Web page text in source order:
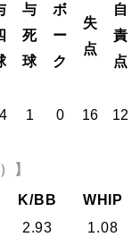
与
死
球
ボ
ー
ク
失
点
自
責
点
1 0 16 12
】
K/BB
WHIP
2.93 1.08